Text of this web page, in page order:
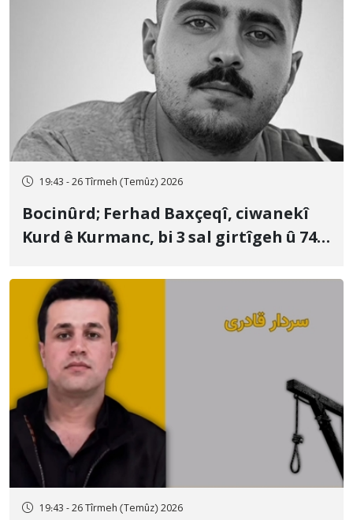
19:43 - 26 Tîrmeh (Temûz) 2026
Bocinûrd; Ferhad Baxçeqî, ciwanekî
Kurd ê Kurmanc, bi 3 sal girtîgeh û 74
19:43 - 26 Tîrmeh (Temûz) 2026